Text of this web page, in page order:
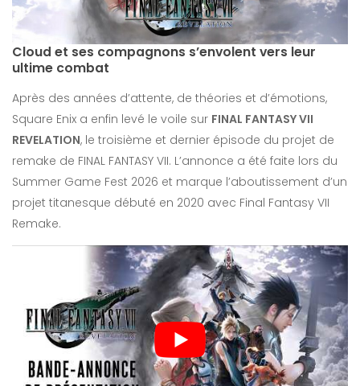
Cloud et ses compagnons s’envolent vers leur
ultime combat
Après des années d’attente, de théories et d’émotions,
Square Enix a enfin levé le voile sur FINAL FANTASY VII
REVELATION, le troisième et dernier épisode du projet de
remake de FINAL FANTASY VII. L’annonce a été faite lors du
Summer Game Fest 2026 et marque l’aboutissement d’un
projet titanesque débuté en 2020 avec Final Fantasy VII
Remake.